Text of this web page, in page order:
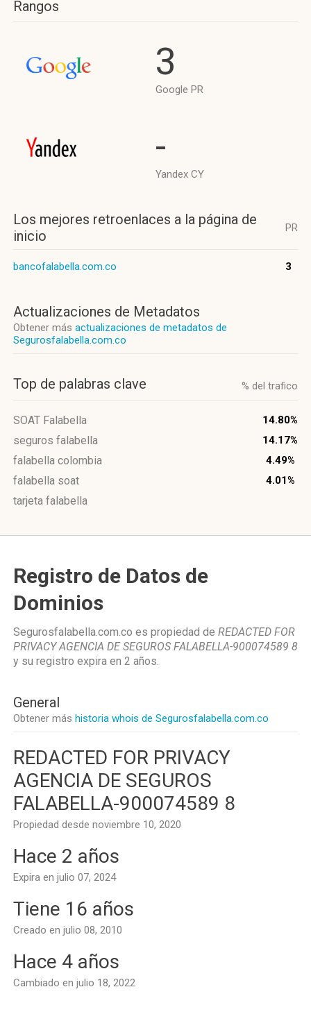
Rangos
3
Google PR
-
Yandex CY
Los mejores retroenlaces a la página de
inicio
PR
bancofalabella.com.co 3
Actualizaciones de Metadatos
Obtener más actualizaciones de metadatos de
Segurosfalabella.com.co
Top de palabras clave % del trafico
SOAT Falabella 14.80%
seguros falabella 14.17%
falabella colombia 4.49%
falabella soat 4.01%
tarjeta falabella
Registro de Datos de
Dominios
Segurosfalabella.com.co es propiedad de REDACTED FOR
PRIVACY AGENCIA DE SEGUROS FALABELLA-900074589 8
y su registro expira en 2 años.
General
Obtener más historia whois de Segurosfalabella.com.co
REDACTED FOR PRIVACY
AGENCIA DE SEGUROS
FALABELLA-900074589 8
Propiedad desde noviembre 10, 2020
Hace 2 años
Expira en julio 07, 2024
Tiene 16 años
Creado en julio 08, 2010
Hace 4 años
Cambiado en julio 18, 2022